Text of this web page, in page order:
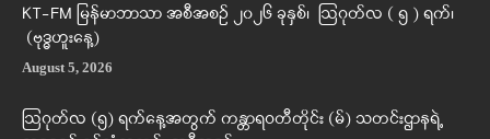
KT-FM မြန်မာဘာသာ အစီအစဉ် ၂၀၂၆ ခုနှစ်၊ ဩဂုတ်လ ( ၅ ) ရက်၊
(ဗုဒ္ဓဟူးနေ့)
August 5, 2026
ဩဂုတ်လ (၅) ရက်နေ့အတွက် ကန္တာရဝတီတိုင်း (မ်) သတင်းဌာနရဲ့